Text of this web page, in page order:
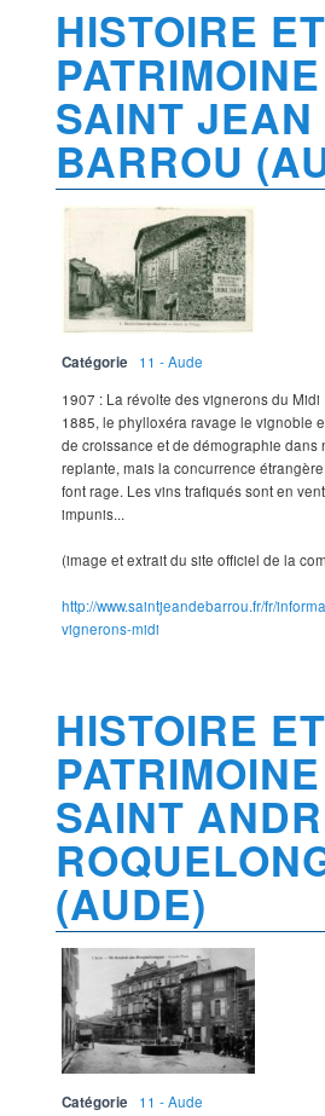
HISTOIRE ET
SAINT JEAN
BARROU
Catégorie
11 - Aude
1907 : La révolte des vignerons du Midi
1885, le phylloxéra ravage le vignoble
de croissance et de démographie dans
replante, mais la concurrence
font rage. Les vins trafiqués sont en
impunis...
(image et extrait du site officiel de la
http://www.saintjeandebarrou.fr/fr/
vignerons-midi
HISTOIRE ET
SAINT
(AUDE)
Catégorie
11 - Aude